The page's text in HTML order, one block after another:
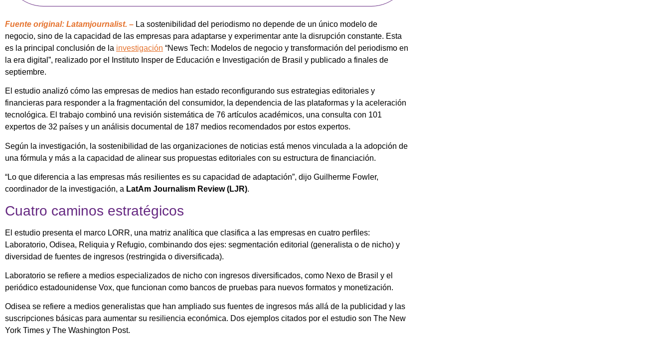
Fuente original: Latamjournalist. – La sostenibilidad del periodismo no depende de un único modelo de
negocio, sino de la capacidad de las empresas para adaptarse y experimentar ante la disrupción constante. Esta
es la principal conclusión de la investigación “News Tech: Modelos de negocio y transformación del periodismo en
la era digital”, realizado por el Instituto Insper de Educación e Investigación de Brasil y publicado a finales de
septiembre.
El estudio analizó cómo las empresas de medios han estado reconfigurando sus estrategias editoriales y
financieras para responder a la fragmentación del consumidor, la dependencia de las plataformas y la aceleración
tecnológica. El trabajo combinó una revisión sistemática de 76 artículos académicos, una consulta con 101
expertos de 32 países y un análisis documental de 187 medios recomendados por estos expertos.
Según la investigación, la sostenibilidad de las organizaciones de noticias está menos vinculada a la adopción de
una fórmula y más a la capacidad de alinear sus propuestas editoriales con su estructura de financiación.
“Lo que diferencia a las empresas más resilientes es su capacidad de adaptación”, dijo Guilherme Fowler,
coordinador de la investigación, a LatAm Journalism Review (LJR).
Cuatro caminos estratégicos
El estudio presenta el marco LORR, una matriz analítica que clasifica a las empresas en cuatro perfiles:
Laboratorio, Odisea, Reliquia y Refugio, combinando dos ejes: segmentación editorial (generalista o de nicho) y
diversidad de fuentes de ingresos (restringida o diversificada).
Laboratorio se refiere a medios especializados de nicho con ingresos diversificados, como Nexo de Brasil y el
periódico estadounidense Vox, que funcionan como bancos de pruebas para nuevos formatos y monetización.
Odisea se refiere a medios generalistas que han ampliado sus fuentes de ingresos más allá de la publicidad y las
suscripciones básicas para aumentar su resiliencia económica. Dos ejemplos citados por el estudio son The New
York Times y The Washington Post.